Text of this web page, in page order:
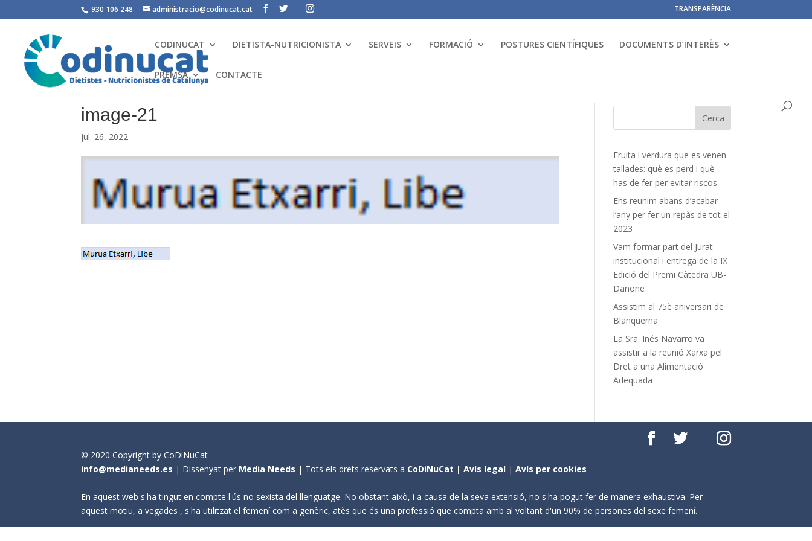
930 106 248 administracio@codinucat.cat TRANSPARÈNCIA
CODINUCAT DIETISTA-NUTRICIONISTA SERVEIS FORMACIÓ POSTURES CIENTÍFIQUES DOCUMENTS D’INTERÈS
PREMSA CONTACTE
image-21
jul. 26, 2022
Fruita i verdura que es venen
tallades: què es perd i què
has de fer per evitar riscos
Ens reunim abans d’acabar
l’any per fer un repàs de tot el
2023
Vam formar part del Jurat
institucional i entrega de la IX
Edició del Premi Càtedra UB-
Danone
Assistim al 75è aniversari de
Blanquerna
La Sra. Inés Navarro va
assistir a la reunió Xarxa pel
Dret a una Alimentació
Adequada
© 2020 Copyright by CoDiNuCat
info@medianeeds.es | Dissenyat per Media Needs | Tots els drets reservats a CoDiNuCat |Avís legal |Avís per cookies
En aquest web s'ha tingut en compte l'ús no sexista del llenguatge. No obstant això, i a causa de la seva extensió, no s'ha pogut fer de manera exhaustiva. Per
aquest motiu, a vegades , s'ha utilitzat el femení com a genèric, atès que és una professió que compta amb al voltant d'un 90% de persones del sexe femení.